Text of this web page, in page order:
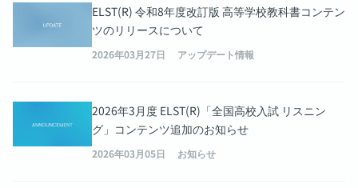
ELST(R) 令和8年度改訂版 高等学校教科書コンテン
ツのリリースについて
2026年03月27日 アップデート情報
2026年3月度 ELST(R)「全国高校入試 リスニン
グ」コンテンツ追加のお知らせ
2026年03月05日 お知らせ